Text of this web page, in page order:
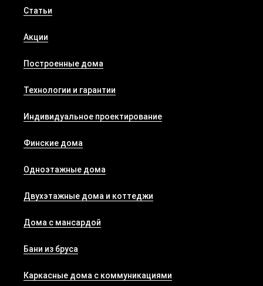
Статьи
Акции
Построенные дома
Технологии и гарантии
Индивидуальное проектирование
Финские дома
Одноэтажные дома
Двухэтажные дома и коттеджи
Дома с мансардой
Бани из бруса
Каркасные дома с коммуникациями